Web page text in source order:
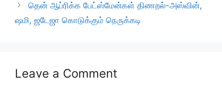
தென் ஆப்ரிக்க பேட்ஸ்மேன்கள் திணறல்-அஸ்வின்,
ஷமி, ஜடேஜா கொடுக்கும் நெருக்கடி
Leave a Comment